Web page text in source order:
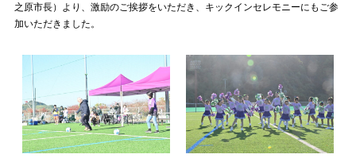
之原市長）より、激励のご挨拶をいただき、キックインセレモニーにもご参
加いただきました。